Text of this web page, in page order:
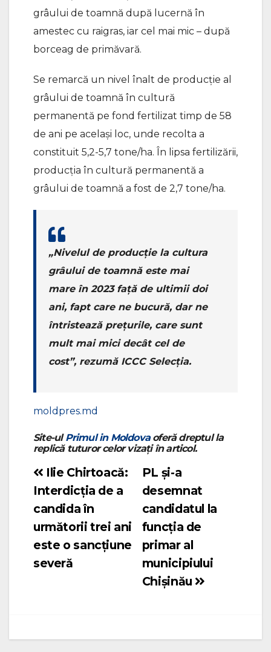
grâului de toamnă după lucernă în
amestec cu raigras, iar cel mai mic – după
borceag de primăvară.
Se remarcă un nivel înalt de producție al
grâului de toamnă în cultură
permanentă pe fond fertilizat timp de 58
de ani pe același loc, unde recolta a
constituit 5,2-5,7 tone/ha. În lipsa fertilizării,
producția în cultură permanentă a
grâului de toamnă a fost de 2,7 tone/ha.
„Nivelul de producție la cultura
grâului de toamnă este mai
mare în 2023 față de ultimii doi
ani, fapt care ne bucură, dar ne
întristează prețurile, care sunt
mult mai mici decât cel de
cost”, rezumă ICCC Selecţia.
moldpres.md
Site-ulPrimul in Moldovaoferă dreptul la
replică tuturor celor vizați în articol.
Navigare
în
articole
PL și-a
desemnat
candidatul la
funcția de
primar al
municipiului
Chișinău
Ilie Chirtoacă:
Interdicția de a
candida în
următorii trei ani
este o sancțiune
severă